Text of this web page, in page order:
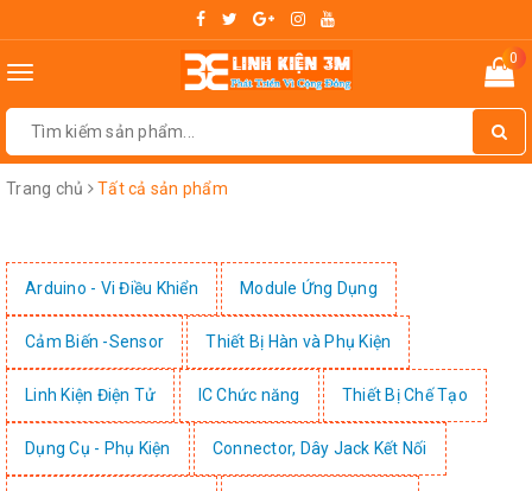
Toggle
0
Trang chủ Tất cả sản phẩm
Arduino - Vi Điều Khiển Module Ứng Dụng
Cảm Biến -Sensor Thiết Bị Hàn và Phụ Kiện
Linh Kiện Điện Tử IC Chức năng Thiết Bị Chế Tạo
Dụng Cụ - Phụ Kiện Connector, Dây Jack Kết Nối